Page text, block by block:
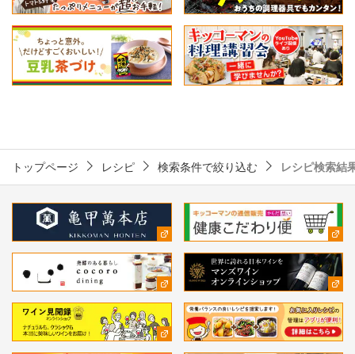
トップページ レシピ 検索条件で絞り込む レシピ検索結